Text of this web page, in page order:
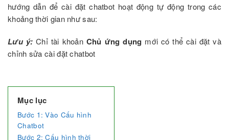
hướng dẫn để cài đặt chatbot hoạt động tự động trong các
khoảng thời gian như sau:
Lưu ý: Chỉ tài khoản Chủ ứng dụng mới có thể cài đặt và
chỉnh sửa cài đặt chatbot
Mục lục
Bước 1: Vào Cấu hình
Chatbot
Bước 2: Cấu hình thời